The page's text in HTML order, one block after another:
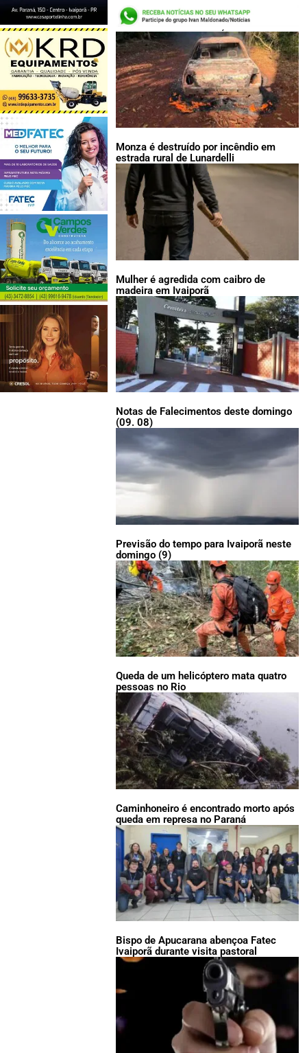
LEIA TAMBÉM:
Monza é destruído por incêndio em
estrada rural de Lunardelli
Mulher é agredida com caibro de
madeira em Ivaiporã
Notas de Falecimentos deste domingo
(09. 08)
Previsão do tempo para Ivaiporã neste
domingo (9)
Queda de um helicóptero mata quatro
pessoas no Rio
Caminhoneiro é encontrado morto após
queda em represa no Paraná
Bispo de Apucarana abençoa Fatec
Ivaiporã durante visita pastoral